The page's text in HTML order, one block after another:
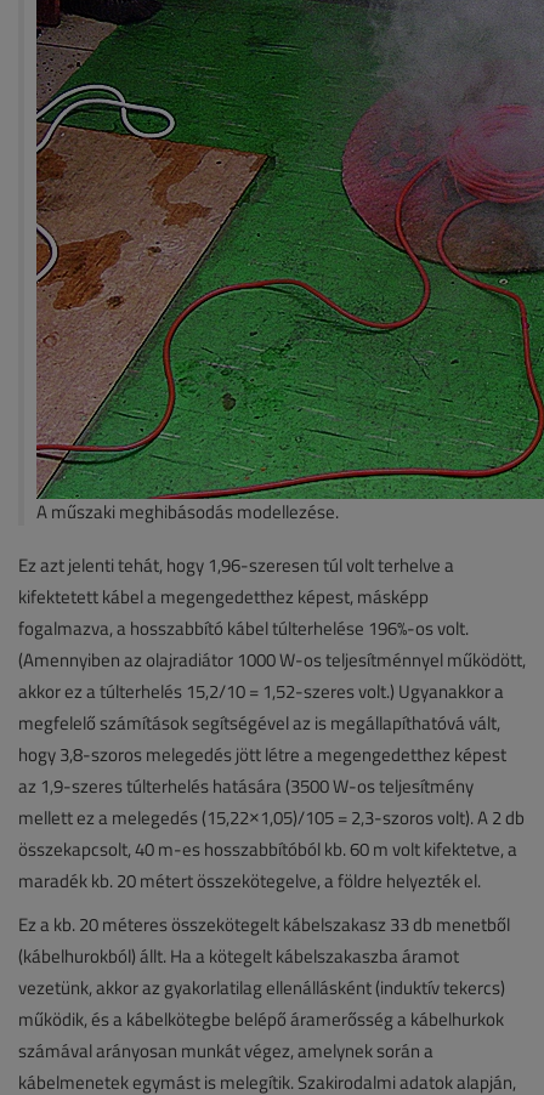
A műszaki meghibásodás modellezése.
Ez azt jelenti tehát, hogy 1,96-szeresen túl volt terhelve a
kifektetett kábel a megengedetthez képest, másképp
fogalmazva, a hosszabbító kábel túlterhelése 196%-os volt.
(Amennyiben az olajradiátor 1000 W-os teljesítménnyel működött,
akkor ez a túlterhelés 15,2/10 = 1,52-szeres volt.) Ugyanakkor a
megfelelő számítások segítségével az is megállapíthatóvá vált,
hogy 3,8-szoros melegedés jött létre a megengedetthez képest
az 1,9-szeres túlterhelés hatására (3500 W-os teljesítmény
mellett ez a melegedés (15,22×1,05)/105 = 2,3-szoros volt). A 2 db
összekapcsolt, 40 m-es hosszabbítóból kb. 60 m volt kifektetve, a
maradék kb. 20 métert összekötegelve, a földre helyezték el.
Ez a kb. 20 méteres összekötegelt kábelszakasz 33 db menetből
(kábelhurokból) állt. Ha a kötegelt kábelszakaszba áramot
vezetünk, akkor az gyakorlatilag ellenállásként (induktív tekercs)
működik, és a kábelkötegbe belépő áramerősség a kábelhurkok
számával arányosan munkát végez, amelynek során a
kábelmenetek egymást is melegítik. Szakirodalmi adatok alapján,